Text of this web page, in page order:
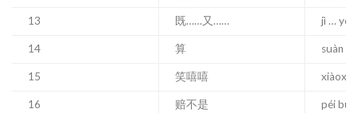
13 既……又…… jì …
14 算 suàn
15 笑嘻嘻 xiàoxīxī
16 赔不是 péi